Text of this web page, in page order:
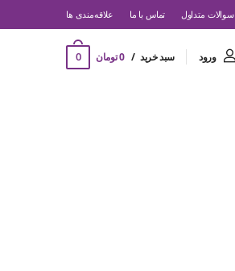
سوالات متداول تماس با ما ‌علاقه‌مندی ها
ورود سبد خرید 0 تومان 0